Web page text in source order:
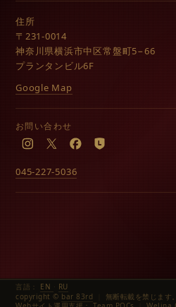
住所
〒231-0014
神奈川県横浜市中区常盤町5−66
プランタンビル6F
Google Map
お問い合わせ
Instagram
X Facebook
LINE
045-227-5036
言語： EN · RU
copyright © bar 83rd
無断転載を禁じます。